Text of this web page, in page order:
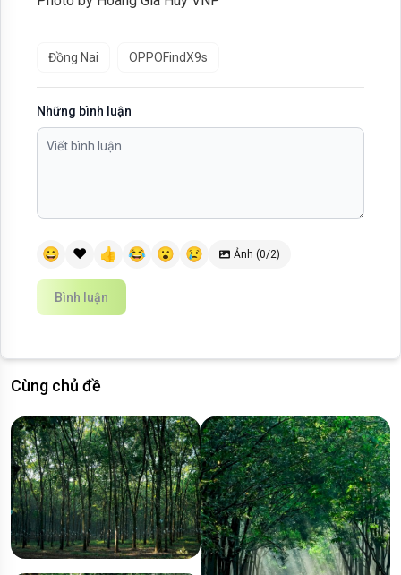
Đồng Nai OPPOFindX9s
Những bình luận
😀 ❤️ 👍 😂 😮 😢 Ảnh (0/2)
Bình luận
Cùng chủ đề